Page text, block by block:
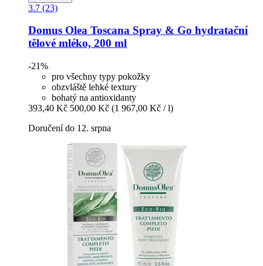
3.7 (23)
Domus Olea Toscana Spray & Go hydratační
tělové mléko, 200 ml
-21%
pro všechny typy pokožky
obzvláště lehké textury
bohatý na antioxidanty
393,40 Kč 500,00 Kč (1 967,00 Kč / l)
Doručení do 12. srpna